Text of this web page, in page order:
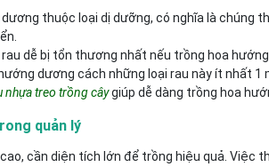
dương thuộc loại dị dưỡng, có nghĩa là
dễ bị tổn thương nhất nếu trồng hoa
dương cách những loại rau này ít nhất 1
nhựa treo trồng câygiúp dễ dàng trồng hoa
quản lý
cần diện tích lớn để trồng hiệu quả. Việc